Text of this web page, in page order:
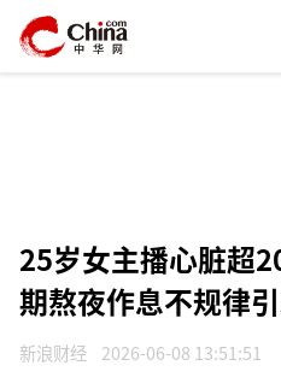
25岁女主播心脏超
期熬夜作息不规律
新浪财经 2026-06-08 13:51:51